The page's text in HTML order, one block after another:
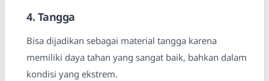
4. Tangga
Bisa dijadikan sebagai material tangga karena
memiliki daya tahan yang sangat baik, bahkan dalam
kondisi yang ekstrem.